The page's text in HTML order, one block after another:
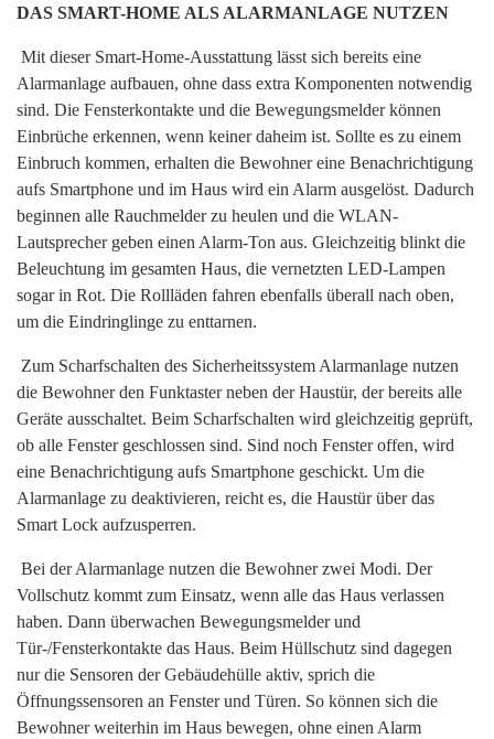
DAS SMART-HOME ALS ALARMANLAGE NUTZEN
Mit dieser Smart-Home-Ausstattung lässt sich bereits eine
Alarmanlage aufbauen, ohne dass extra Komponenten notwendig
sind. Die Fensterkontakte und die Bewegungsmelder können
Einbrüche erkennen, wenn keiner daheim ist. Sollte es zu einem
Einbruch kommen, erhalten die Bewohner eine Benachrichtigung
aufs Smartphone und im Haus wird ein Alarm ausgelöst. Dadurch
beginnen alle Rauchmelder zu heulen und die WLAN-
Lautsprecher geben einen Alarm-Ton aus. Gleichzeitig blinkt die
Beleuchtung im gesamten Haus, die vernetzten LED-Lampen
sogar in Rot. Die Rollläden fahren ebenfalls überall nach oben,
um die Eindringlinge zu enttarnen.
Zum Scharfschalten des Sicherheitssystem Alarmanlage nutzen
die Bewohner den Funktaster neben der Haustür, der bereits alle
Geräte ausschaltet. Beim Scharfschalten wird gleichzeitig geprüft,
ob alle Fenster geschlossen sind. Sind noch Fenster offen, wird
eine Benachrichtigung aufs Smartphone geschickt. Um die
Alarmanlage zu deaktivieren, reicht es, die Haustür über das
Smart Lock aufzusperren.
Bei der Alarmanlage nutzen die Bewohner zwei Modi. Der
Vollschutz kommt zum Einsatz, wenn alle das Haus verlassen
haben. Dann überwachen Bewegungsmelder und
Tür-/Fensterkontakte das Haus. Beim Hüllschutz sind dagegen
nur die Sensoren der Gebäudehülle aktiv, sprich die
Öffnungssensoren an Fenster und Türen. So können sich die
Bewohner weiterhin im Haus bewegen, ohne einen Alarm